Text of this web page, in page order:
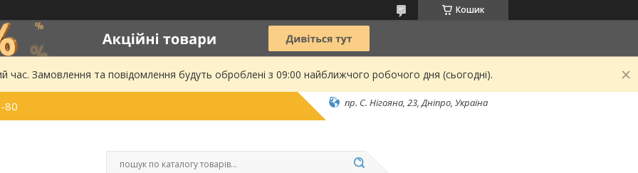
Кошик
час. Замовлення та повідомлення будуть оброблені з 09:00 найближчого робочого дня (сьогодні).
80 пр. С. Нігояна, 23, Дніпро, Україна